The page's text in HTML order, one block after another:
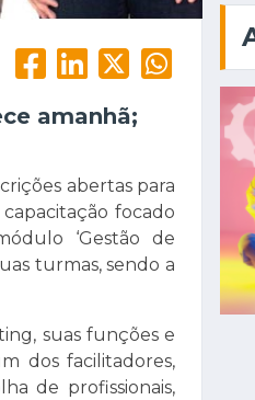
amanhã;
abertas para
focado
‘Gestão de
turmas, sendo a
suas funções e
dos facilitadores,
de profissionais,